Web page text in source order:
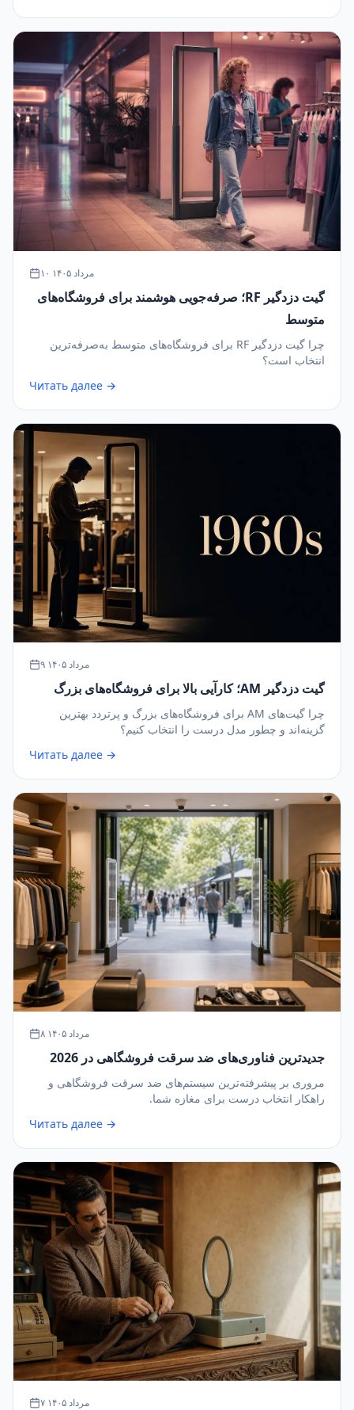
۱۰ مرداد ۱۴۰۵
گیت دزدگیر RF؛ صرفه‌جویی هوشمند برای فروشگاه‌های
متوسط
چرا گیت دزدگیر RF برای فروشگاه‌های متوسط به‌صرفه‌ترین
انتخاب است؟
Читать далее →
۹ مرداد ۱۴۰۵
گیت دزدگیر AM؛ کارآیی بالا برای فروشگاه‌های بزرگ
چرا گیت‌های AM برای فروشگاه‌های بزرگ و پرتردد بهترین
گزینه‌اند و چطور مدل درست را انتخاب کنیم؟
Читать далее →
۸ مرداد ۱۴۰۵
جدیدترین فناوری‌های ضد سرقت فروشگاهی در 2026
مروری بر پیشرفته‌ترین سیستم‌های ضد سرقت فروشگاهی و
راهکار انتخاب درست برای مغازه شما.
Читать далее →
۷ مرداد ۱۴۰۵